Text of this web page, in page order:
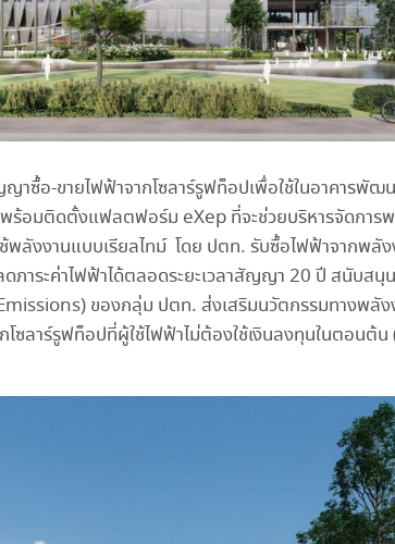
าซื้อ-ขายไฟฟ้าจากโซลาร์รูฟท็อปเพื่อใช้ในอาคารพั
อมติดตั้งแฟลตฟอร์ม eXep ที่จะช่วยบริหารจัดการ
ลังงานแบบเรียลไทม์ โดย ปตท. รับซื้อไฟฟ้าจากพลั
ดภาระค่าไฟฟ้าได้ตลอดระยะเวลาสัญญา 20 ปี สนับสนุ
ของกลุ่ม ปตท. ส่งเสริมนวัตกรรมทางพลัง
ซลาร์รูฟท็อปที่ผู้ใช้ไฟฟ้าไม่ต้องใช้เงินลงทุนในตอนต้